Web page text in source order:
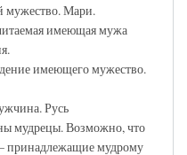
Мари.
имеющая мужа
имеющего мужество.
Русь
мудрецы. Возможно, что
принадлежащие мудрому